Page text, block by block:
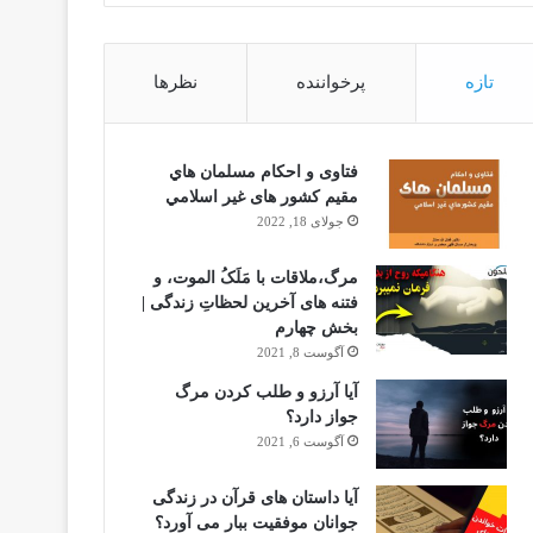
تازه پرخواننده نظرها
فتاوى و احكام مسلمان هاي
مقيم كشور هاى غير اسلامي
جولای 18, 2022
مرگ،ملاقات با مَلَکُ الموت، و
فتنه های آخرین لحظاتِ زندگی |
بخش چهارم
آگوست 8, 2021
آیا آرزو و طلب کردن مرگ
جواز دارد؟
آگوست 6, 2021
آیا داستان های قرآن در زندگی
جوانان موفقیت ببار می آورد؟